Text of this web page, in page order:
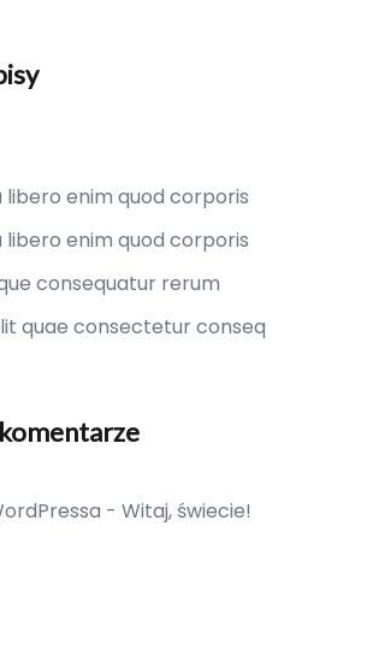
libero enim quod corporis
libero enim quod corporis
consequatur rerum
quae consectetur conseq
- Witaj, świecie!